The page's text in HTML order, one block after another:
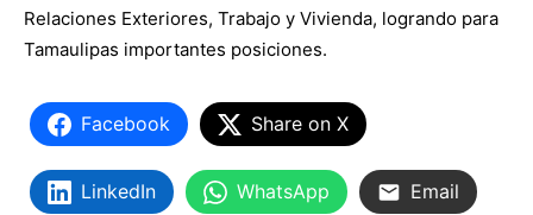
Relaciones Exteriores, Trabajo y Vivienda, logrando para
Tamaulipas importantes posiciones.
Facebook Share on X
LinkedIn WhatsApp Email